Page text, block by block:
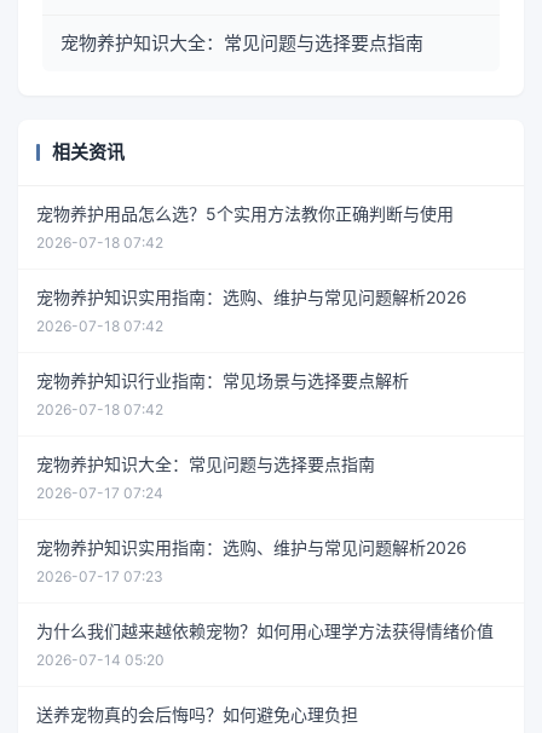
宠物养护知识大全：常见问题与选择要点指南
相关资讯
宠物养护用品怎么选？5个实用方法教你正确判断与使用
2026-07-18 07:42
宠物养护知识实用指南：选购、维护与常见问题解析2026
2026-07-18 07:42
宠物养护知识行业指南：常见场景与选择要点解析
2026-07-18 07:42
宠物养护知识大全：常见问题与选择要点指南
2026-07-17 07:24
宠物养护知识实用指南：选购、维护与常见问题解析2026
2026-07-17 07:23
为什么我们越来越依赖宠物？如何用心理学方法获得情绪价值
2026-07-14 05:20
送养宠物真的会后悔吗？如何避免心理负担